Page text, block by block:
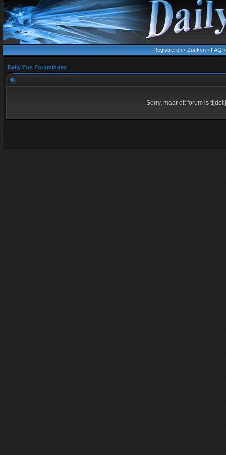
Registreren • Zoeken • FAQ
Daily Fun Forumindex
Sorry, maar dit forum is